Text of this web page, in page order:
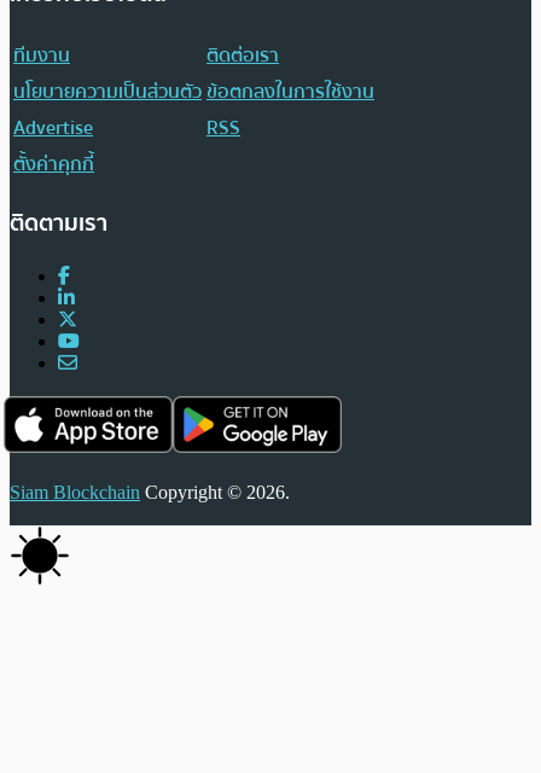
ทีมงาน
ติดต่อเรา
นโยบายความเป็นส่วนตัวข้อตกลงในการใช้งาน
Advertise
RSS
ตั้งค่าคุกกี้
ติดตามเรา
Siam Blockchain Copyright © 2026.